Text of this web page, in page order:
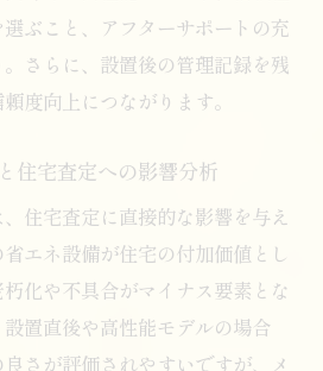
ぶこと、アフターサポートの充
さらに、設置後の管理記録を残
度向上につながります。
住宅査定への影響分析
住宅査定に直接的な影響を与え
エネ設備が住宅の付加価値とし
化や不具合がマイナス要素とな
置直後や高性能モデルの場合
さが評価されやすいですが、メ